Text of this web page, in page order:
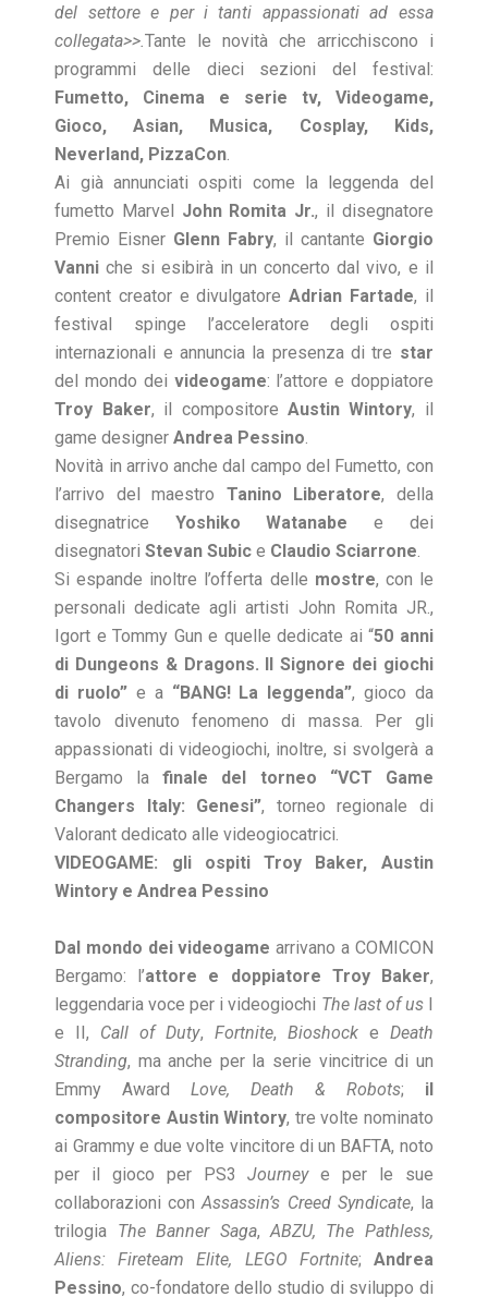
del settore e per i tanti appassionati ad essa
collegata>>.Tante le novità che arricchiscono i
programmi delle dieci sezioni del festival:
Fumetto, Cinema e serie tv, Videogame,
Gioco, Asian, Musica, Cosplay, Kids,
Neverland, PizzaCon
Ai già annunciati ospiti come la leggenda del
fumetto Marvel John Romita Jr., il disegnatore
Premio Eisner Glenn Fabry, il cantante Giorgio
Vanni che si esibirà in un concerto dal vivo, e il
content creator e divulgatoreAdrian Fartade, il
festival spinge l’acceleratore degli ospiti
internazionali e annuncia la presenza di tre star
del mondo dei videogame: l’attore e doppiatore
Troy Baker, il compositore Austin Wintory, il
game designerAndrea Pessino
Novità in arrivo anche dal campo del Fumetto, con
l’arrivo del maestro Tanino Liberatore, della
disegnatrice Yoshiko Watanabe e dei
disegnatori Stevan Subic e Claudio Sciarrone
Si espande inoltre l’offerta delle mostre, con le
personali dedicate agli artisti John Romita JR.,
Igort e Tommy Gun e quelle dedicate ai “50 anni
di Dungeons & Dragons. Il Signore dei giochi
di ruolo” e a “BANG! La leggenda”, gioco da
tavolo divenuto fenomeno di massa. Per gli
appassionati di videogiochi, inoltre, si svolgerà a
Bergamo la finale del torneo “VCT Game
Changers Italy: Genesi”, torneo regionale di
Valorant dedicato alle videogiocatrici.
VIDEOGAME: gli ospiti Troy Baker, Austin
Wintory e Andrea Pessino
Dal mondo dei videogamearrivano a COMICON
Bergamo: l’attore e doppiatore Troy Baker,
leggendaria voce per i videogiochi The last of usI
e II, Call of Duty, Fortnite, Bioshocke Death
Stranding, ma anche per la serie vincitrice di un
Emmy AwardLove, Death & Robots; il
compositore AustinWintory, tre volte nominato
ai Grammy e due volte vincitore di un BAFTA, noto
per il gioco per PS3Journeye per le sue
collaborazioni conAssassin’s Creed Syndicate, la
trilogia The Banner Saga, ABZU, The Pathless,
Aliens:
Fireteam Elite, LEGO Fortnite; Andrea
Pessino, co-fondatore dello studio di sviluppo di